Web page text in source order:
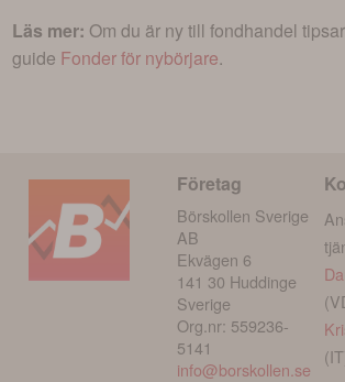
Läs mer: Om du är ny till fondhandel
guide Fonder för nybörjare.
Företag
Börskollen Sverige
AB
Ekvägen 6
141 30 Huddinge
Sverige
Org.nr: 559236-
5141
info@borskollen.se